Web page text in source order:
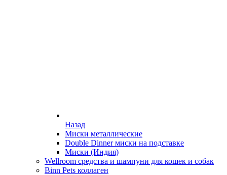
Назад
Миски металлические
Double Dinner миски на подставке
Миски (Индия)
Wellroom средства и шампуни для кошек и собак
Binn Pets коллаген